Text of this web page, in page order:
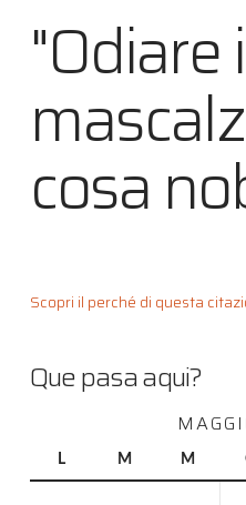
"Odiare i
cosa
Scopri il perché di questa
Que pasa aqui?
L M M